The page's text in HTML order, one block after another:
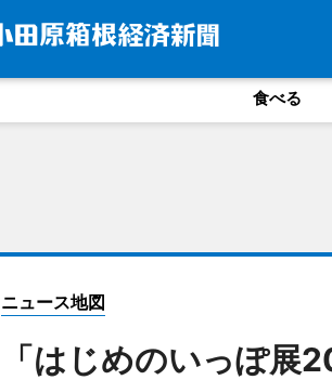
食べる
ニュース地図
「はじめのいっぽ